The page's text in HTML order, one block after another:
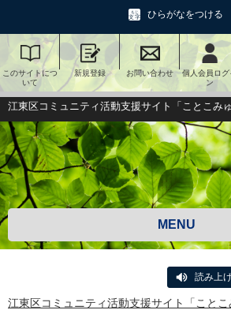
ひらがなをつける
このサイトにつ
いて
新規登録 お問い合わせ
個人会員ログ
ン
江東区コミュニティ活動支援サイト「ことこみ
MENU
読み上
江東区コミュニティ活動支援サイト「ことこ